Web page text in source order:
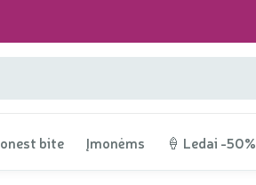
bite Įmonėms 🍦 Ledai -50%